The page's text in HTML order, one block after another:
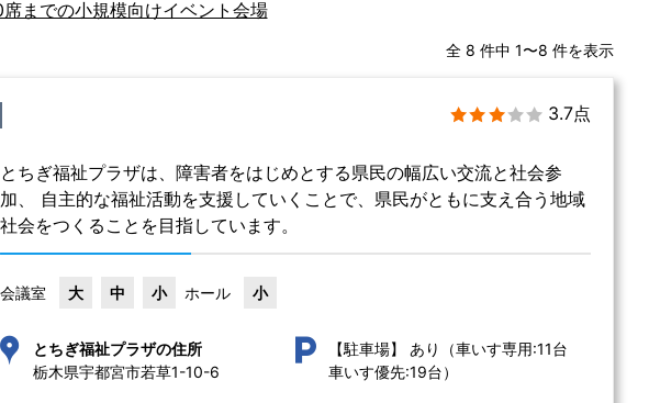
までの小規模向けイベント会場
全 8 件中 1〜8 件を表示
3.7点
とちぎ福祉プラザは、障害者をはじめとする県民の幅広い交流と社会参
加、 自主的な福祉活動を支援していくことで、県民がともに支え合う地域
社会をつくることを目指しています。
会議室 大 中 小 ホール 小
とちぎ福祉プラザの住所
栃木県宇都宮市若草1-10-6
【駐車場】
あり（車いす専用:11台
車いす優先:19台）